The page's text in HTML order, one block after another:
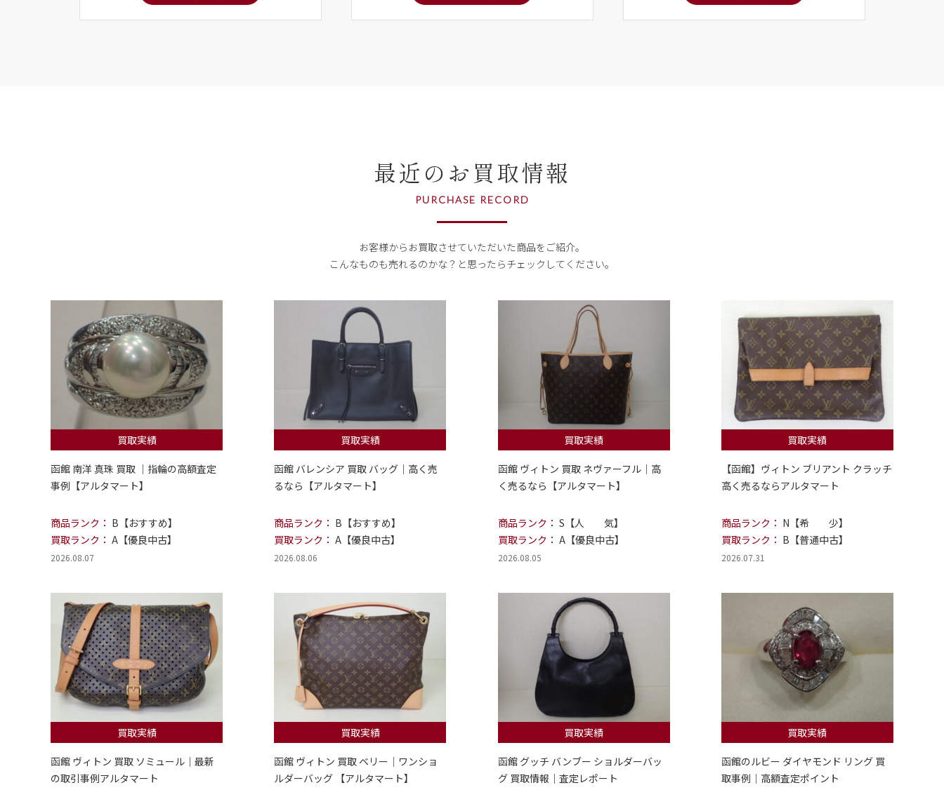
最近のお買取情報
PURCHASE RECORD
お客様からお買取させていただいた商品をご紹介。
こんなものも売れるのかな？ と思ったらチェックしてください。
買取実績
函館 南洋 真珠 買取 ｜指輪の高額査定
事例【アルタマート】
商品ランク： B【おすすめ】
買取ランク： A【優良中古】
2026.08.07
買取実績
函館 バレンシア 買取 バッグ｜高く売
るなら【アルタマート】
商品ランク： B【おすすめ】
買取ランク： A【優良中古】
2026.08.06
買取実績
函館 ヴィトン 買取 ネヴァーフル｜高
く売るなら【アルタマート】
商品ランク： S【人 気】
買取ランク： A【優良中古】
2026.08.05
買取実績
【函館】ヴィトン ブリアント クラッチ
高く売るならアルタマート
商品ランク： N【希 少】
買取ランク： B【普通中古】
2026.07.31
買取実績
函館 ヴィトン 買取 ソミュール｜最新
の取引事例アルタマート
買取実績
函館 ヴィトン 買取 ベリー｜ワンショ
ルダーバッグ 【アルタマート】
買取実績
函館 グッチ バンブー ショルダーバッ
グ 買取情報｜査定レポート
買取実績
函館のルビー ダイヤモンド リング 買
取事例｜高額査定ポイント